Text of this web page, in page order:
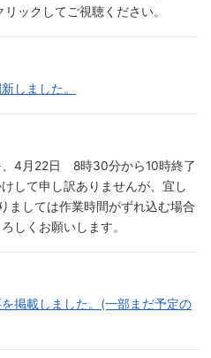
ックしてご視聴ください。
しました。
、4月22日 8時30分から10時終了
して申し訳ありませんが、宜し
ましては作業時間がずれ込む場合
しくお願いします。
掲載しました。(一部まだ予定の